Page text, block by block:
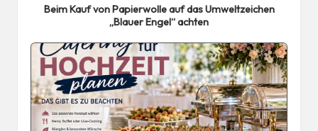
Beim Kauf von Papierwolle auf das Umweltzeichen
„Blauer Engel“ achten